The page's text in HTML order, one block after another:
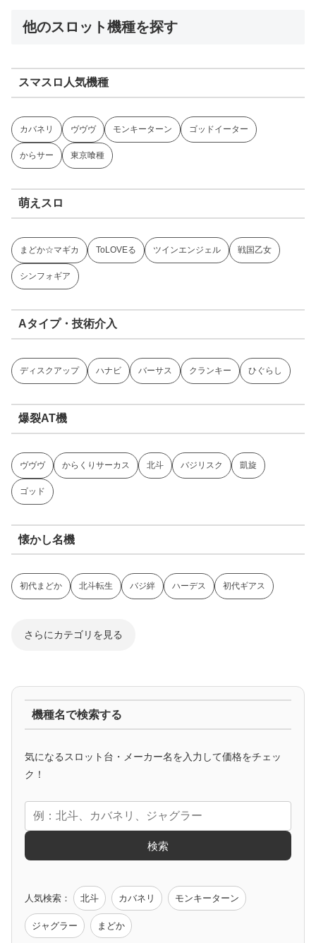
他のスロット機種を探す
スマスロ人気機種
カバネリ ヴヴヴ モンキーターン ゴッドイーター
からサー 東京喰種
萌えスロ
まどか☆マギカ ToLOVEる ツインエンジェル 戦国乙女
シンフォギア
Aタイプ・技術介入
ディスクアップ ハナビ バーサス クランキー ひぐらし
爆裂AT機
ヴヴヴ からくりサーカス 北斗 バジリスク 凱旋
ゴッド
懐かし名機
初代まどか 北斗転生 バジ絆 ハーデス 初代ギアス
さらにカテゴリを見る
マイジャグ ファンキー アイム ゴージャグ ハッピー
アニメタイアップ
エヴァ コードギアス 化物語 炎炎ノ消防隊
モンハン バイオ ペルソナ
機種名で検索する
気になるスロット台・メーカー名を入力して価格をチェッ
ク！
検索
人気検索： 北斗 カバネリ モンキーターン
ジャグラー まどか